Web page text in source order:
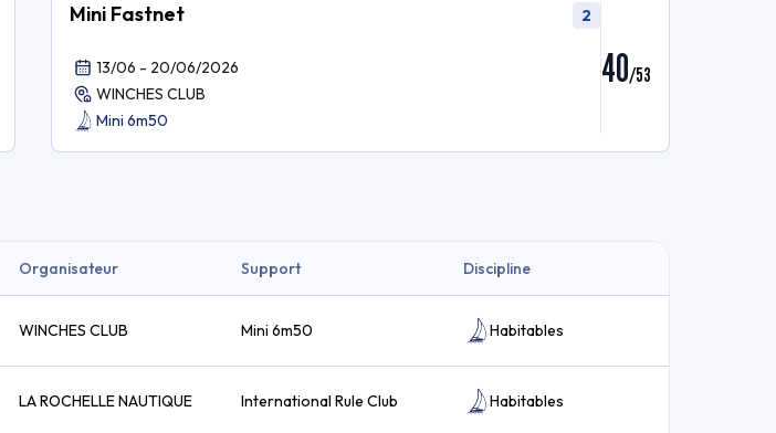
Mini Fastnet 2
13/06 - 20/06/2026
WINCHES CLUB
Mini 6m50
40/53
Organisateur Support Discipline
WINCHES CLUB Mini 6m50 Habitables
LA ROCHELLE NAUTIQUE International Rule Club Habitables